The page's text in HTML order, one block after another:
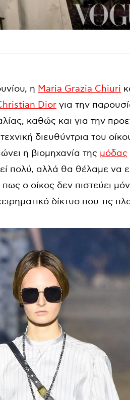
η Maria Grazia Chiuri
Dior για την
καθώς και για την
διευθύντρια του
η βιομηχανία της μόδας
πολύ, αλλά θα θέλαμε να
ο οίκος δεν πιστεύει
δίκτυο που τις